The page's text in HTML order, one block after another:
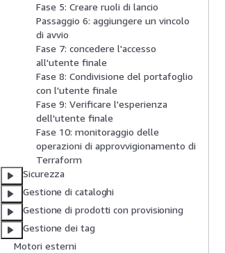
Fase 5: Creare ruoli di lancio
Passaggio 6: aggiungere un vincolo
di avvio
Fase 7: concedere l'accesso
all'utente finale
Fase 8: Condivisione del portafoglio
con l'utente finale
Fase 9: Verificare l'esperienza
dell'utente finale
Fase 10: monitoraggio delle
operazioni di approvvigionamento di
Terraform
Sicurezza
Gestione di cataloghi
Gestione di prodotti con provisioning
Gestione dei tag
Motori esterni